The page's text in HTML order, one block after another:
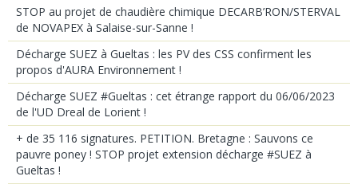
STOP au projet de chaudière chimique DECARB’RON/STERVAL
de NOVAPEX à Salaise-sur-Sanne !
Décharge SUEZ à Gueltas : les PV des CSS confirment les
propos d'AURA Environnement !
Décharge SUEZ #Gueltas : cet étrange rapport du 06/06/2023
de l'UD Dreal de Lorient !
+ de 35 116 signatures. PETITION. Bretagne : Sauvons ce
pauvre poney ! STOP projet extension décharge #SUEZ à
Gueltas !